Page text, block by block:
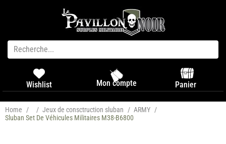
Wishlist Mon compte Panier
Home / / Jeux de consctruction sluban / ARMY /
Sluban Set De Véhicules Militaires M38-B6800